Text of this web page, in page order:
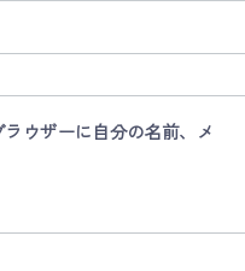
ウザーに自分の名前、メ